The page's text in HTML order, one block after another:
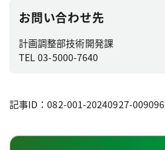
お問い合わせ先
計画調整部技術開発課
TEL 03-5000-7640
記事ID：082-001-20240927-009096